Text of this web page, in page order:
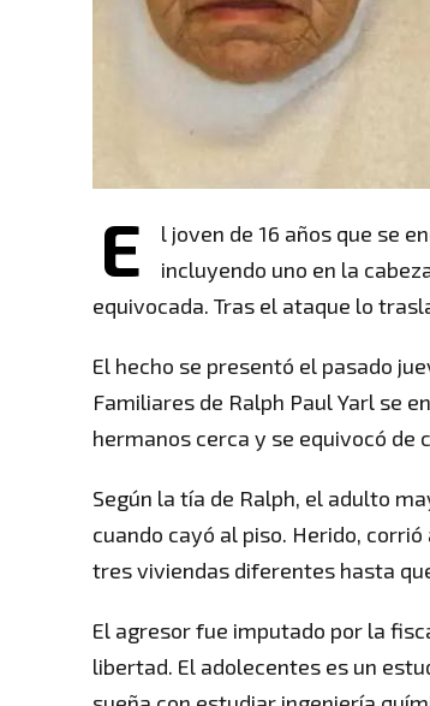
E
l joven de 16 años que se
incluyendo uno en la
equivocada. Tras el ataque lo
El hecho se presentó el pasado
Familiares de Ralph Paul Yarl se
hermanos cerca y se equivocó de
Según la tía de Ralph, el adulto
cuando cayó al piso. Herido,
tres viviendas diferentes hasta
El agresor fue imputado por la
libertad. El adolecentes es un